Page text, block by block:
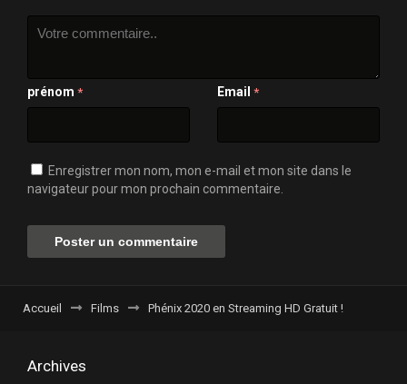
prénom * Email *
Enregistrer mon nom, mon e-mail et mon site dans le
navigateur pour mon prochain commentaire.
Accueil Films Phénix 2020 en Streaming HD Gratuit !
Archives